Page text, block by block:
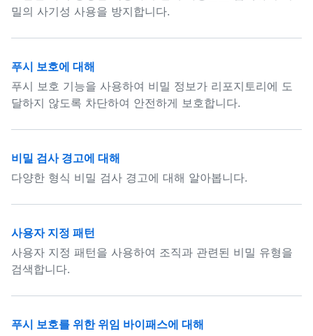
밀의 사기성 사용을 방지합니다.
푸시 보호에 대해
푸시 보호 기능을 사용하여 비밀 정보가 리포지토리에 도
달하지 않도록 차단하여 안전하게 보호합니다.
비밀 검사 경고에 대해
다양한 형식 비밀 검사 경고에 대해 알아봅니다.
사용자 지정 패턴
사용자 지정 패턴을 사용하여 조직과 관련된 비밀 유형을
검색합니다.
푸시 보호를 위한 위임 바이패스에 대해